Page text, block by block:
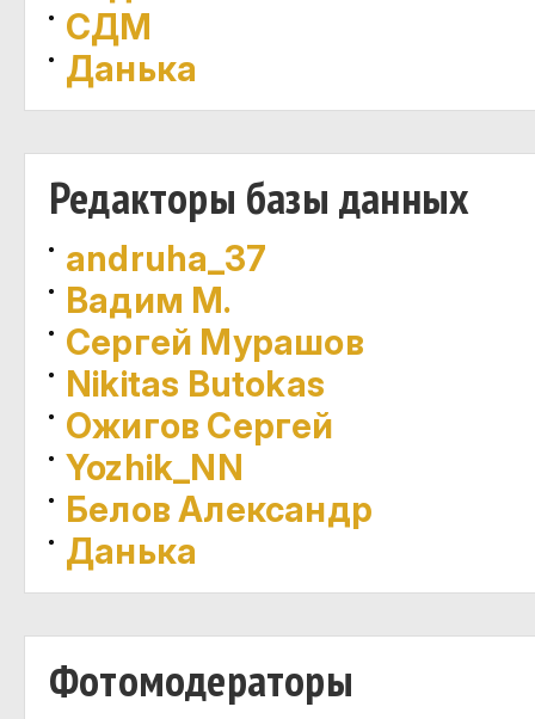
СДМ
Данька
Редакторы базы данных
andruha_37
Вадим М.
Сергей Мурашов
Nikitas Butokas
Ожигов Сергей
Yozhik_NN
Белов Александр
Данька
Фотомодераторы